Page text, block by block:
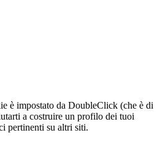
è impostato da DoubleClick (che è di
a costruire un profilo dei tuoi
pertinenti su altri siti.